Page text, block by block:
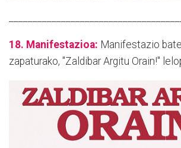
18. Manifestazioa: Manifestazio
zapaturako, "Zaldibar Argitu Orain!"